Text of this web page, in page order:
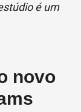
é um
novo